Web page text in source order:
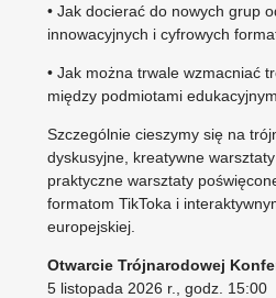
• Jak docierać do nowych grup
innowacyjnych i cyfrowych
• Jak można trwale wzmacniać
między podmiotami
Szczególnie cieszymy się na
dyskusyjne, kreatywne
praktyczne warsztaty
formatom TikToka i
europejskiej.
Otwarcie Trójnarodowej
5 listopada 2026 r., godz. 15:00